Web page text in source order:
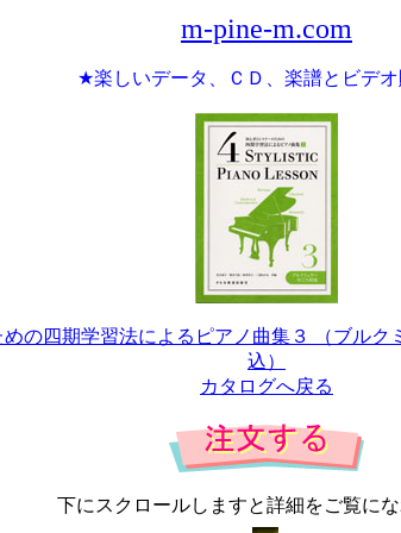
m-pine-m.com
★楽しいデータ、ＣＤ、楽譜とビデ
めの四期学習法によるピアノ曲集３ （ブル
込）
カタログへ戻る
下にスクロールしますと詳細をご覧にな